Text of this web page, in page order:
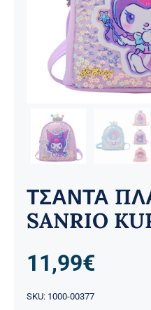
ΤΣΑΝΤΑ
SANRIO
11,99€
SKU: 1000-00377